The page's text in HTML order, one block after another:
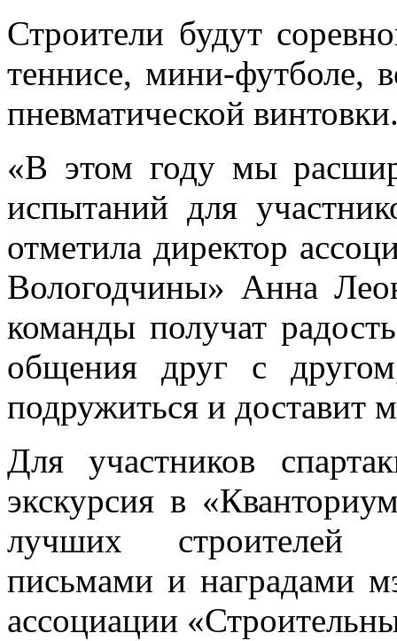
Строители будут
теннисе, мини-футболе,
пневматической
«В этом году мы
испытаний для
отметила директор
Вологодчины» Анна
команды получат
общения друг с
подружиться и доставит
Для участников
экскурсия в
лучших строителей
письмами и наградами
ассоциации